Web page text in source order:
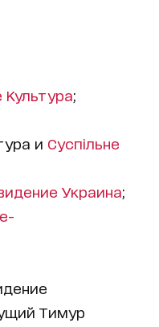
Культура;
и Суспільне
Украина;
Тимур